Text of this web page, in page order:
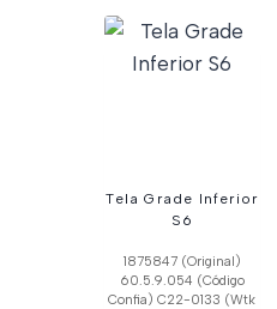
Tela Grade Inferior
S6
1875847 (Original)
60.5.9.054 (Código
Confia) C22-0133 (Wtk